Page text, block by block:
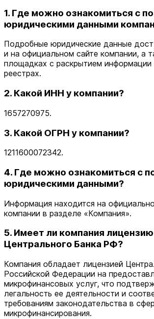
1. Где можно ознакомиться с
юридическими данными
Подробные юридические данные
и на официальном сайте компании, а
площадках с раскрытием информации
реестрах.
2. Какой ИНН у компании?
1657270975.
3. Какой ОГРН у компании?
1211600072342.
4. Где можно ознакомиться с
юридическими данными?
Информация находится на
компании в разделе «Компания».
5. Имеет ли компания
Центрального Банка РФ?
Компания обладает лицензией
Российской Федерации на
микрофинансовых услуг, что
легальность ее деятельности и
требованиям законодательства в
микрофинансирования.